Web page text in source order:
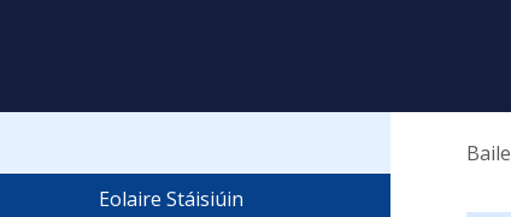
Baile
Eolaire Stáisiúin